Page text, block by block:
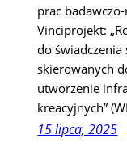
prac
Vinciprojekt:
do świadczenia
skierowanych
utworzenie
kreacyjnych”
15 lipca, 2025